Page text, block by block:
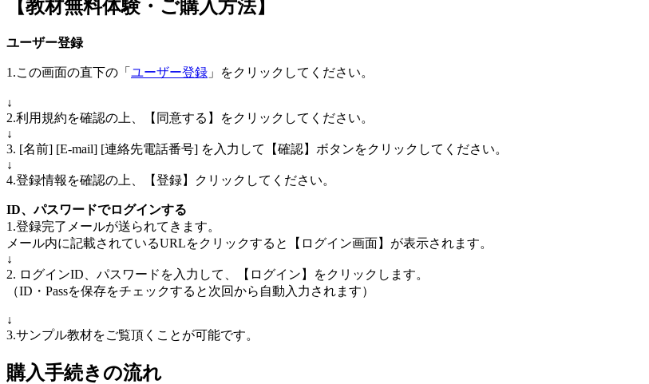
【教材無料体験・ご購入方法】
ユーザー登録
1.この画面の直下の「 ユーザー登録 」をクリックしてください。
↓
2.利用規約を確認の上、【同意する】をクリックしてください。
↓
3. [名前] [E-mail] [連絡先電話番号] を入力して【確認】ボタンをクリックしてください。
↓
4.登録情報を確認の上、【登録】クリックしてください。
ID、パスワードでログインする
1.登録完了メールが送られてきます。
メール内に記載されているURLをクリックすると【ログイン画面】が表示されます。
↓
2. ログインID、パスワードを入力して、【ログイン】をクリックします。
（ID・Passを保存をチェックすると次回から自動入力されます）
↓
3.サンプル教材をご覧頂くことが可能です。
購入手続きの流れ